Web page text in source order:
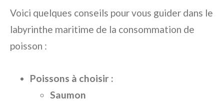
Voici quelques conseils pour vous guider dans le
labyrinthe maritime de la consommation de
poisson :
Poissons à choisir :
Saumon